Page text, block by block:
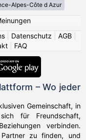
Alpes-Côte d Azur
Datenschutz AGB
FAQ
– Wo jeder
Gemeinschaft, in
für Freundschaft,
verbinden.
zu finden, und